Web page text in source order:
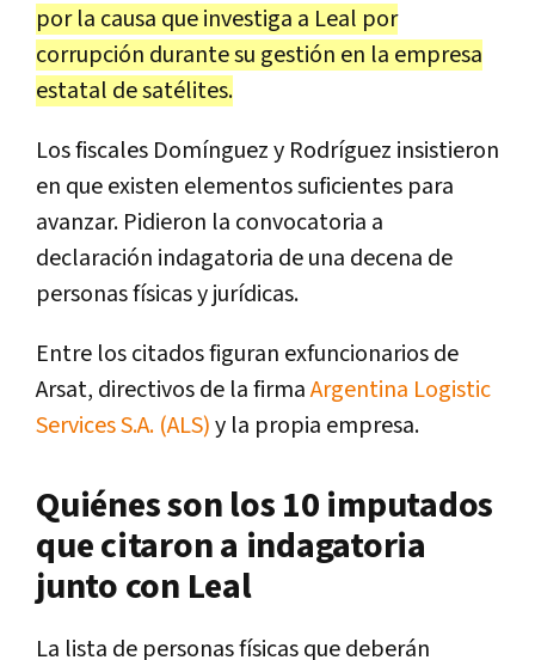
por la causa que investiga a Leal por
corrupción durante su gestión en la empresa
estatal de satélites.
Los fiscales Domínguez y Rodríguez insistieron
en que existen elementos suficientes para
avanzar. Pidieron la convocatoria a
declaración indagatoria de una decena de
personas físicas y jurídicas.
Entre los citados figuran exfuncionarios de
Arsat, directivos de la firmaArgentina Logistic
Services S.A. (ALS)y la propia empresa.
Quiénes son los 10 imputados
que citaron a indagatoria
junto con Leal
La lista de personas físicas que deberán